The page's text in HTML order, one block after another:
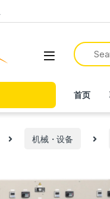
首页
机械・设备